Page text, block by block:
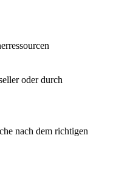
oder durch
nach dem richtigen